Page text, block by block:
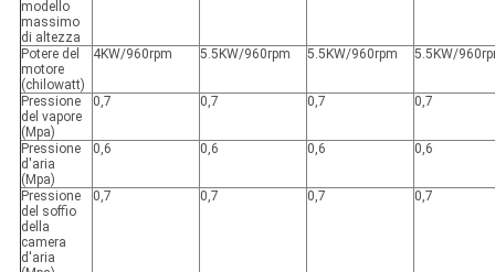
modello
massimo
di altezza
Potere del
motore
(chilowatt)
4KW/960rpm 5.5KW/960rpm 5.5KW/960rpm 5.5KW/
Pressione
del vapore
(Mpa)
0,7 0,7 0,7 0,7
Pressione
d'aria
(Mpa)
0,6 0,6 0,6 0,6
Pressione
del soffio
della
camera
d'aria
0,7 0,7 0,7 0,7